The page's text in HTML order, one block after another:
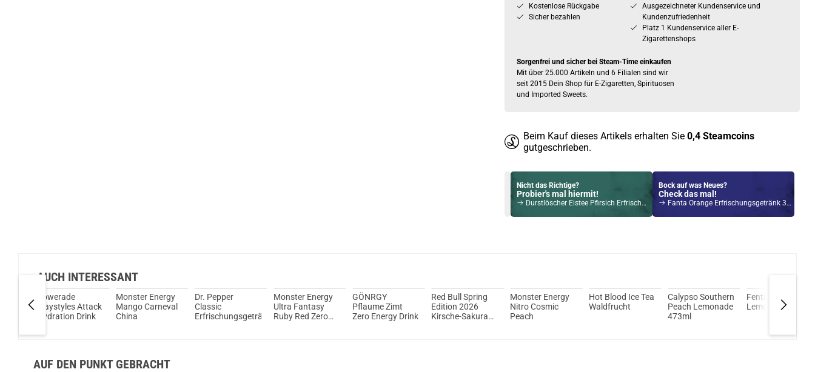
Kostenlose Rückgabe
Sicher bezahlen
Ausgezeichneter Kundenservice und
Kundenzufriedenheit
Platz 1 Kundenservice aller E-
Zigarettenshops
Sorgenfrei und sicher bei Steam-Time einkaufen
Mit über 25.000 Artikeln und 6 Filialen sind wir
seit 2015 Dein Shop für E-Zigaretten, Spirituosen
und Imported Sweets.
Beim Kauf dieses Artikels erhalten Sie 0,4 Steamcoins
gutgeschrieben.
Nicht das Richtige?
Probier's mal hiermit!
Durstlöscher Eistee Pfirsich Erfrischungsgetränk 500ml
Bock auf was Neues?
Check das mal!
Fanta Orange Erfrischungsgetränk 330ml
AUCH INTERESSANT
Powerade
Playstyles Attack
Hydration Drink
Monster Energy
Mango Carneval
China
Dr. Pepper
Classic
Erfrischungsgetränk
Monster Energy
Ultra Fantasy
Ruby Red Zero
GÖNRGY
Pflaume Zimt
Zero Energy Drink
Red Bull Spring
Edition 2026
Kirsche-Sakura
Monster Energy
Nitro Cosmic
Peach
Hot Blood Ice Tea
Waldfrucht
Calypso Southern
Peach Lemonade
473ml
Fentimans Rose
Lemonade
AUF DEN PUNKT GEBRACHT